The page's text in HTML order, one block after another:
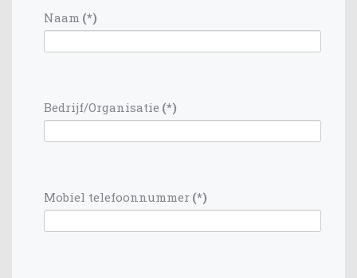
Naam (*)
Bedrijf/Organisatie (*)
Mobiel telefoonnummer (*)